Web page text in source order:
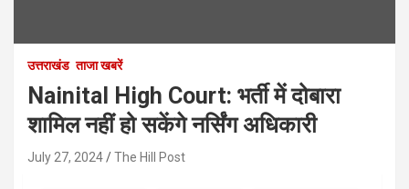
उत्तराखंड ताजा खबरें
Nainital High Court: भर्ती में दोबारा
शामिल नहीं हो सकेंगे नर्सिंग अधिकारी
July 27, 2024 The Hill Post